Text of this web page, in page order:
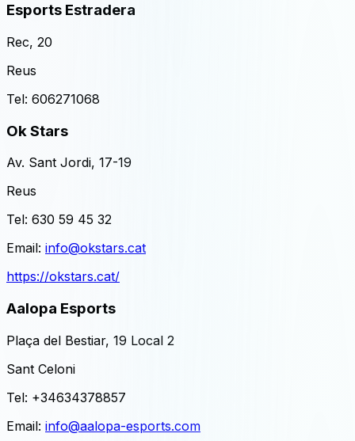
Esports Estradera
Rec, 20
Reus
Tel: 606271068
Ok Stars
Av. Sant Jordi, 17-19
Reus
Tel: 630 59 45 32
Email: info@okstars.cat
https://okstars.cat/
Aalopa Esports
Plaça del Bestiar, 19 Local 2
Sant Celoni
Tel: +34634378857
Email: info@aalopa-esports.com